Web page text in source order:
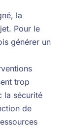
la
Pour le
générer un
trop
la sécurité
de